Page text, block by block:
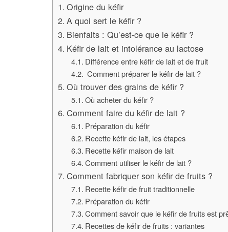
Origine du kéfir
A quoi sert le kéfir ?
Bienfaits : Qu’est-ce que le kéfir ?
Kéfir de lait et intolérance au lactose
Différence entre kéfir de lait et de fruit
Comment préparer le kéfir de lait ?
Où trouver des grains de kéfir ?
Où acheter du kéfir ?
Comment faire du kéfir de lait ?
Préparation du kéfir
Recette kéfir de lait, les étapes
Recette kéfir maison de lait
Comment utiliser le kéfir de lait ?
Comment fabriquer son kéfir de fruits ?
Recette kéfir de fruit traditionnelle
Préparation du kéfir
Comment savoir que le kéfir de fruits est
Recettes de kéfir de fruits : variantes